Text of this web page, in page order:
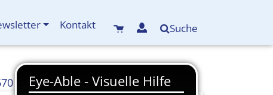
Kontakt Suche
info(at)kreisbildungswerk-mdf.de